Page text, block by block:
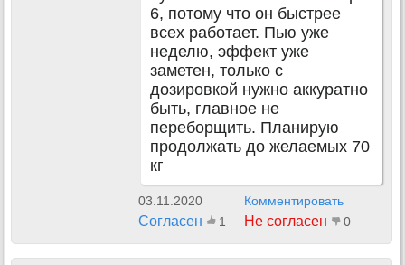
6, потому что он быстрее
всех работает. Пью уже
неделю, эффект уже
заметен, только с
дозировкой нужно аккуратно
быть, главное не
переборщить. Планирую
продолжать до желаемых 70
кг
03.11.2020 Комментировать
Согласен 1 Не согласен 0